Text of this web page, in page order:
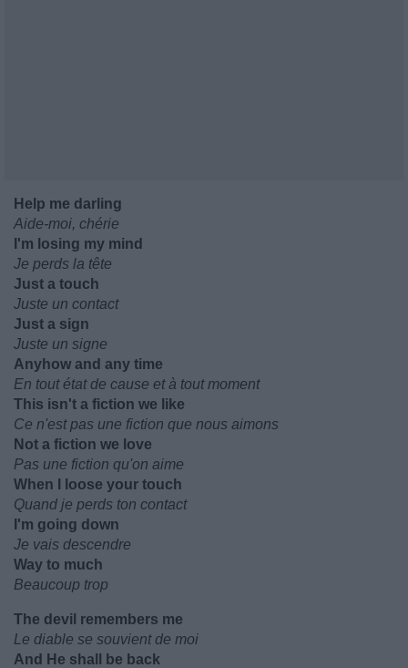
Help me darling
Aide-moi, chérie
I'm losing my mind
Je perds la tête
Just a touch
Juste un contact
Just a sign
Juste un signe
Anyhow and any time
En tout état de cause et à tout moment
This isn't a fiction we like
Ce n'est pas une fiction que nous aimons
Not a fiction we love
Pas une fiction qu'on aime
When I loose your touch
Quand je perds ton contact
I'm going down
Je vais descendre
Way to much
Beaucoup trop
The devil remembers me
Le diable se souvient de moi
And He shall be back